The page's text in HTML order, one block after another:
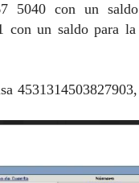
5040 con un
con un saldo para